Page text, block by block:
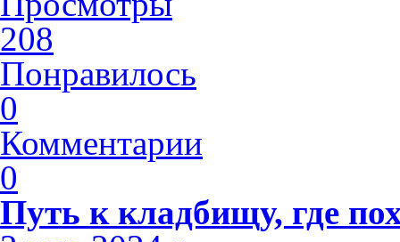
208
Понравилось
0
Комментарии
0
Путь к кладбищу, где